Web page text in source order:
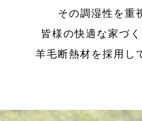
その調湿性を重
皆様の快適な家づ
羊毛断熱材を採用し